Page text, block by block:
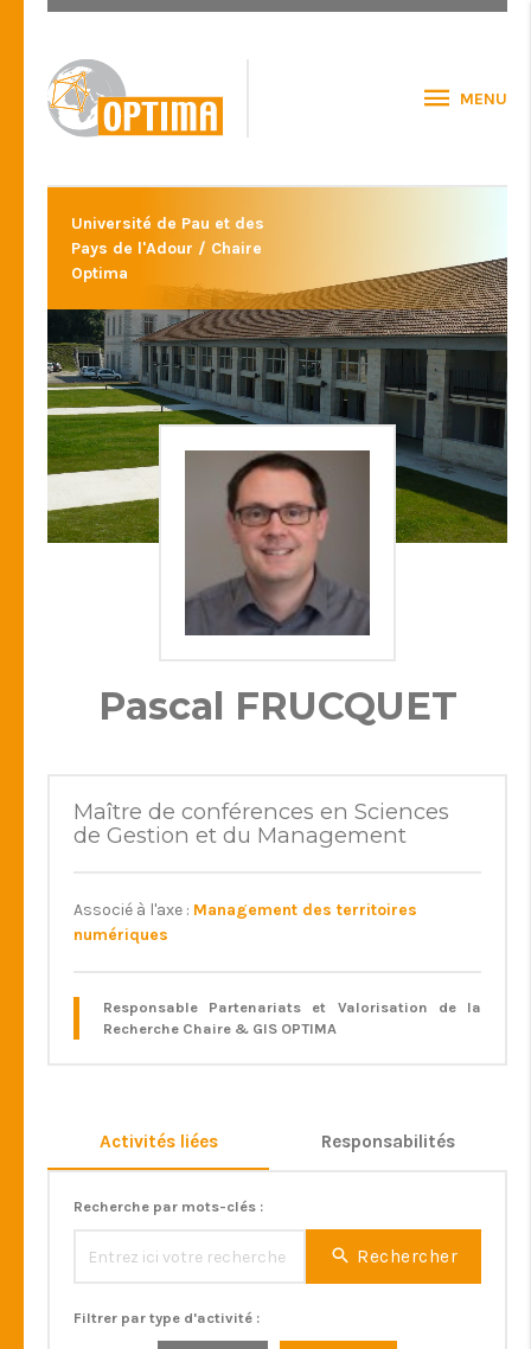
MENU
Université de Pau et des
Pays de l'Adour / Chaire
Optima
Pascal FRUCQUET
Maître de conférences en Sciences
de Gestion et du Management
Associé à l'axe : Management des territoires
numériques
Responsable Partenariats et Valorisation de la
Recherche Chaire & GIS OPTIMA
Activités liées Responsabilités
Recherche par mots-clés :
Rechercher
Filtrer par type d'activité :